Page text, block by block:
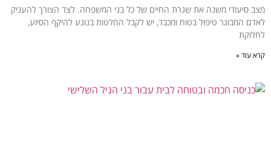
מצב סיעודי משנה את שגרת החיים של כל בני המשפחה. לצד הצורך להעניק
לאדם המבוגר טיפול בטוח ומכבד, יש לקבל החלטות בנוגע להיקף הסיוע,
לחלוקת
קרא עוד »